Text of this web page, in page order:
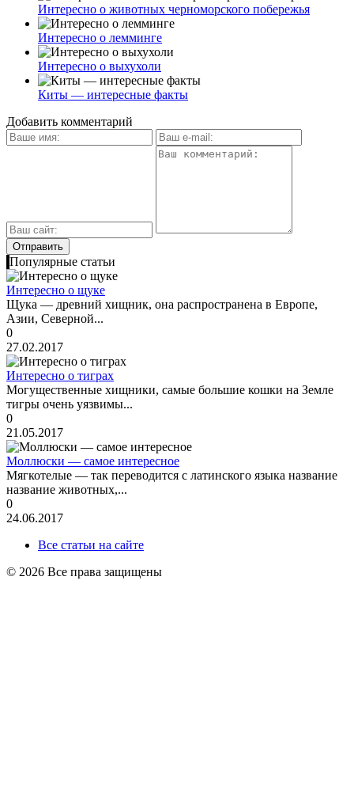
Интересно о животных черноморского побережья
Интересно о лемминге
Интересно о выхухоли
Киты — интересные факты
Добавить комментарий
Популярные статьи
Интересно о щуке
Щука — древний хищник, она распространена в Европе,
Азии, Северной...
0
27.02.2017
Интересно о тиграх
Могущественные хищники, самые большие кошки на Земле
тигры очень уязвимы...
0
21.05.2017
Моллюски — самое интересное
Мягкотелые — так переводится с латинского языка название
название животных,...
0
24.06.2017
Все статьи на сайте
© 2026 Все права защищены